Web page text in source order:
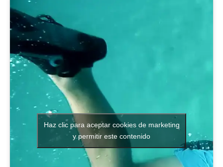
Haz clic para aceptar cookies de marketing
y permitir este contenido